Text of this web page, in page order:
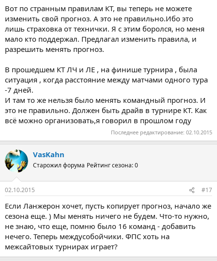
Вот по странным правилам КТ, вы теперь не можете
изменить свой прогноз. А это не правильно.Ибо это
лишь страховка от технички. Я с этим боролся, но меня
мало кто поддержал. Предлагал изменить правила, и
разрешить менять прогноз.
В прошедшем КТ ЛЧ и ЛЕ , на финише турнира , была
ситуация , когда расстояние между матчами одного тура
-7 дней.
И там то же нельзя было менять командный прогноз. И
это не правильно. Должен быть драйв в турнире КТ. Как
всё можно организовать,я говорил в прошлом году
Последнее редактирование: 02.10.2015
VasKahn
Старожил форума Рейтинг сезона: 0
02.10.2015 #17
Если Ланжерон хочет, пусть копирует прогноз, начало же
сезона еще. ) Мы менять ничего не будем. Что-то нужно,
не знаю, что еще, помню было 16 команд - добавить
нечего. Теперь междусобойчики. ФПС хоть на
межсайтовых турнирах играет?